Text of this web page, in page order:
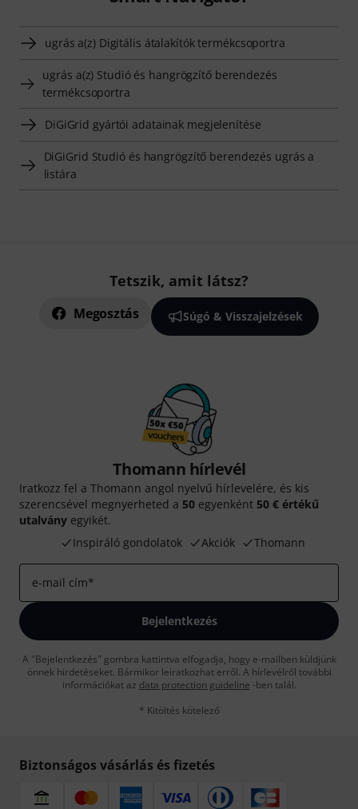
ugrás a(z) Digitális átalakítók termékcsoportra
ugrás a(z) Studió és hangrögzítő berendezés
termékcsoportra
DiGiGrid gyártói adatainak megjelenítése
DiGiGrid Studió és hangrögzítő berendezés ugrás a
listára
Tetszik, amit látsz?
Megosztás Súgó & Visszajelzések
Thomann hírlevél
Iratkozz fel a Thomann angol nyelvű hírlevelére, és kis
szerencsével megnyerheted a 50 egyenként 50 € értékű
utalvány egyikét.
Inspiráló gondolatok
Akciók Thomann
e-mail cím*
Bejelentkezés
A "Bejelentkezés" gombra kattintva elfogadja, hogy e-mailben küldjünk
önnek hirdetéseket. Bármikor leiratkozhat erről. A hírlevélről további
információkat az data protection guideline -ben talál.
* Kitöltés kötelező
Biztonságos vásárlás és fizetés